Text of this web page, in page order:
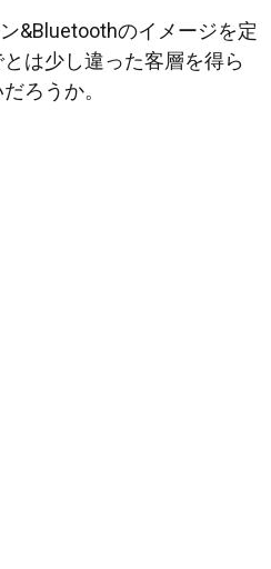
&Bluetoothのイメージを定
は少し違った客層を得ら
ろうか。